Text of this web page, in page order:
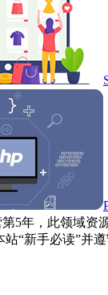
5年，此领域资
站“新手必读”并